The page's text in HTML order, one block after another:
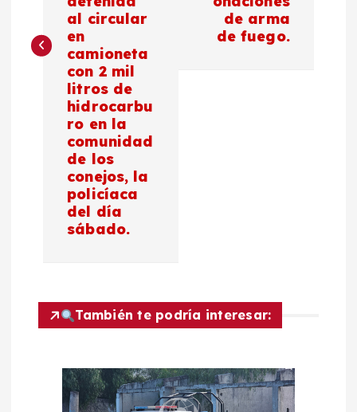
a
e
al circular
en
camioneta
con 2 mil
litros de
hidrocarbu
ro en la
comunidad
de los
conejos, la
policíaca
del día
sábado.
de arma
de fuego.
También te podría interesar: